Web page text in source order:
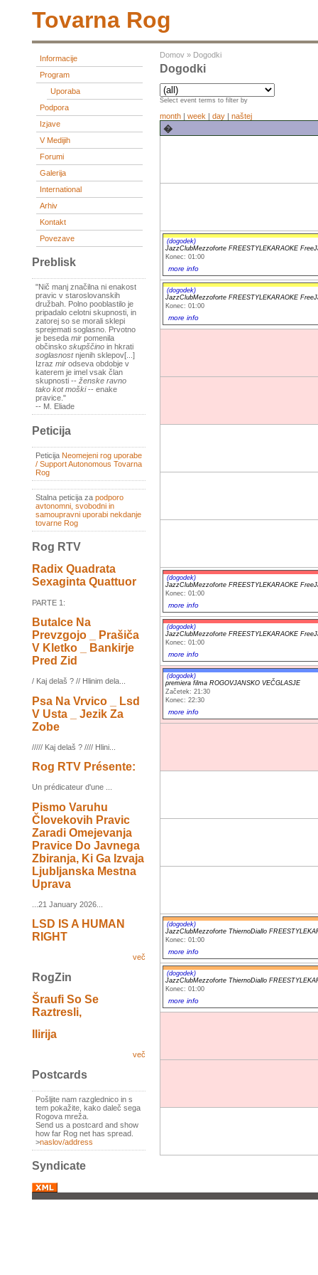
Tovarna Rog
Informacije
Program
Uporaba
Podpora
Izjave
V Medijih
Forumi
Galerija
International
Arhiv
Kontakt
Povezave
Preblisk
"Nič manj značilna ni enakost
pravic v staroslovanskih
družbah. Polno pooblastilo je
pripadalo celotni skupnosti, in
zatorej so se morali sklepi
sprejemati soglasno. Prvotno
je beseda mir pomenila
občinsko skupščino in hkrati
soglasnostnjenih sklepov[...]
Izraz mir odseva obdobje v
katerem je imel vsak član
skupnosti -- ženske ravno
tako kot moški-- enake
pravice."
-- M. Eliade
Peticija
Peticija Neomejeni rog uporabe
/ Support Autonomous Tovarna
Rog
Stalna peticija za podporo
avtonomni, svobodni in
samoupravni uporabi nekdanje
tovarne Rog
Rog RTV
Radix Quadrata
Sexaginta Quattuor
PARTE 1:
Butalce Na
Prevzgojo _ Prašiča
V Kletko _ Bankirje
Pred Zid
/ Kaj delaš ? // Hlinim dela...
Psa Na Vrvico _ Lsd
V Usta _ Jezik Za
Zobe
///// Kaj delaš ? //// Hlini...
Rog RTV Présente:
Un prédicateur d'une ...
Pismo Varuhu
Človekovih Pravic
Zaradi Omejevanja
Pravice Do Javnega
Zbiranja, Ki Ga Izvaja
Ljubljanska Mestna
Uprava
...21 January 2026...
LSD IS A HUMAN
RIGHT
več
RogZin
Šraufi So Se
Raztresli,
Ilirija
več
Postcards
Pošljite nam razglednico in s
tem pokažite, kako daleč sega
Rogova mreža.
Send us a postcard and show
how far Rog net has spread.
>naslov/address
Syndicate
Domov » Dogodki
Dogodki
Select event terms to filter by
month | week | day | naštej
�
(dogodek)
JazzClubMezzoforte FREESTYLEKARAOKE
Konec: 01:00
more info
(dogodek)
JazzClubMezzoforte FREESTYLEKARAOKE
Konec: 01:00
more info
(dogodek)
JazzClubMezzoforte FREESTYLEKARAOKE
Konec: 01:00
more info
(dogodek)
JazzClubMezzoforte FREESTYLEKARAOKE
Konec: 01:00
more info
(dogodek)
premiera filma ROGOVJANSKO VEČGLASJE
Začetek: 21:30
Konec: 22:30
more info
(dogodek)
JazzClubMezzoforte ThiernoDiallo
Konec: 01:00
more info
(dogodek)
JazzClubMezzoforte ThiernoDiallo
Konec: 01:00
more info